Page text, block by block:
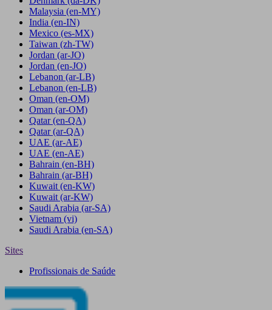
Malaysia (en-MY)
India (en-IN)
Mexico (es-MX)
Taiwan (zh-TW)
Jordan (ar-JO)
Jordan (en-JO)
Lebanon (ar-LB)
Lebanon (en-LB)
Oman (en-OM)
Oman (ar-OM)
Qatar (en-QA)
Qatar (ar-QA)
UAE (ar-AE)
UAE (en-AE)
Bahrain (en-BH)
Bahrain (ar-BH)
Kuwait (en-KW)
Kuwait (ar-KW)
Saudi Arabia (ar-SA)
Vietnam (vi)
Saudi Arabia (en-SA)
Sites
Profissionais de Saúde